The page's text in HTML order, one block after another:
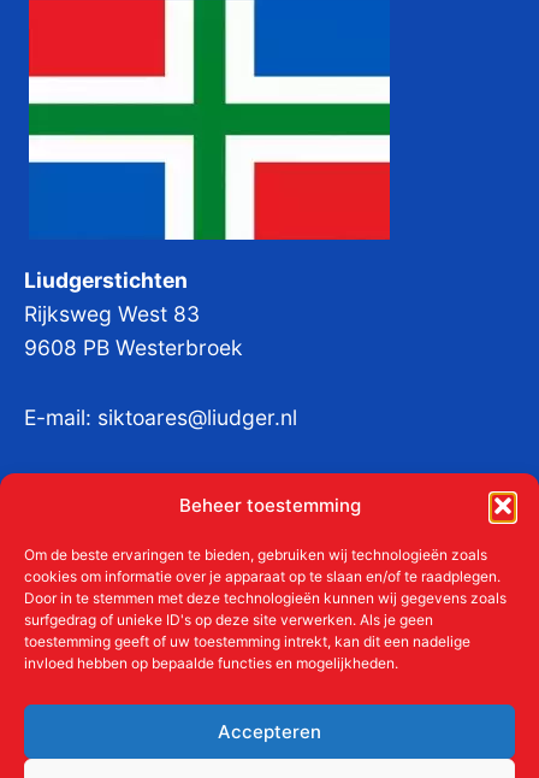
Beheer toestemming
Om de beste ervaringen te bieden, gebruiken wij technologieën zoals
cookies om informatie over je apparaat op te slaan en/of te raadplegen.
Door in te stemmen met deze technologieën kunnen wij gegevens zoals
surfgedrag of unieke ID's op deze site verwerken. Als je geen
toestemming geeft of uw toestemming intrekt, kan dit een nadelige
invloed hebben op bepaalde functies en mogelijkheden.
Accepteren
Liudgerstichten
Rijksweg West 83
9608 PB Westerbroek
E-mail: siktoares@liudger.nl
KvKnr:41011712
Meer over de Liudgerstichten
Aanmelden als donateur
ANBI